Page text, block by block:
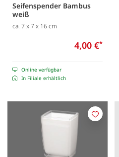
Seifenspender Bambus
weiß
ca. 7 x 7 x 16 cm
4,00 €*
Online verfügbar
In Filiale erhältlich
Merken